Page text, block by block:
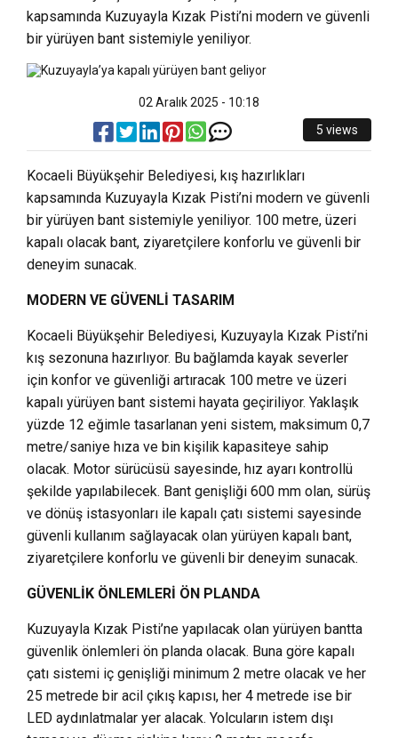
kapsamında Kuzuyayla Kızak Pisti’ni modern ve güvenli
bir yürüyen bant sistemiyle yeniliyor.
02 Aralık 2025 - 10:18
5 views
Kocaeli Büyükşehir Belediyesi, kış hazırlıkları
kapsamında Kuzuyayla Kızak Pisti’ni modern ve güvenli
bir yürüyen bant sistemiyle yeniliyor. 100 metre, üzeri
kapalı olacak bant, ziyaretçilere konforlu ve güvenli bir
deneyim sunacak.
MODERN VE GÜVENLİ TASARIM
Kocaeli Büyükşehir Belediyesi, Kuzuyayla Kızak Pisti’ni
kış sezonuna hazırlıyor. Bu bağlamda kayak severler
için konfor ve güvenliği artıracak 100 metre ve üzeri
kapalı yürüyen bant sistemi hayata geçiriliyor. Yaklaşık
yüzde 12 eğimle tasarlanan yeni sistem, maksimum 0,7
metre/saniye hıza ve bin kişilik kapasiteye sahip
olacak. Motor sürücüsü sayesinde, hız ayarı kontrollü
şekilde yapılabilecek. Bant genişliği 600 mm olan, sürüş
ve dönüş istasyonları ile kapalı çatı sistemi sayesinde
güvenli kullanım sağlayacak olan yürüyen kapalı bant,
ziyaretçilere konforlu ve güvenli bir deneyim sunacak.
GÜVENLİK ÖNLEMLERİ ÖN PLANDA
Kuzuyayla Kızak Pisti’ne yapılacak olan yürüyen bantta
güvenlik önlemleri ön planda olacak. Buna göre kapalı
çatı sistemi iç genişliği minimum 2 metre olacak ve her
25 metrede bir acil çıkış kapısı, her 4 metrede ise bir
LED aydınlatmalar yer alacak. Yolcuların istem dışı